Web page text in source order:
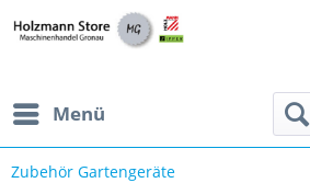
Menü
Zubehör Gartengeräte